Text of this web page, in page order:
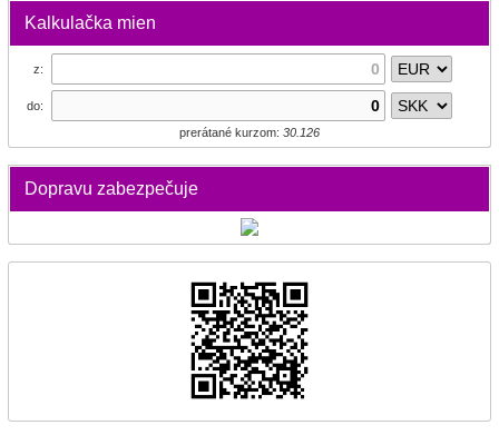
Kalkulačka mien
z:
do:
prerátané kurzom: 30.126
Dopravu zabezpečuje